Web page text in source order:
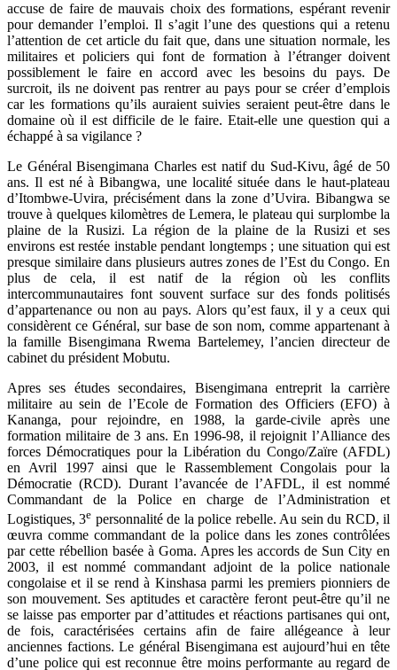
accuse de faire de mauvais choix des formations, espérant revenir
pour demander l’emploi. Il s’agit l’une des questions qui a retenu
l’attention de cet article du fait que, dans une situation normale, les
militaires et policiers qui font de formation à l’étranger doivent
possiblement le faire en accord avec les besoins du pays. De
surcroit, ils ne doivent pas rentrer au pays pour se créer d’emplois
car les formations qu’ils auraient suivies seraient peut-être dans le
domaine où il est difficile de le faire. Etait-elle une question qui a
échappé à sa vigilance ?
Le Général Bisengimana Charles est natif du Sud-Kivu, âgé de 50
ans. Il est né à Bibangwa, une localité située dans le haut-plateau
d’Itombwe-Uvira, précisément dans la zone d’Uvira. Bibangwa se
trouve à quelques kilomètres de Lemera, le plateau qui surplombe la
plaine de la Rusizi. La région de la plaine de la Rusizi et ses
environs est restée instable pendant longtemps ; une situation qui est
presque similaire dans plusieurs autres zones de l’Est du Congo. En
plus de cela, il est natif de la région où les conflits
intercommunautaires font souvent surface sur des fonds politisés
d’appartenance ou non au pays. Alors qu’est faux, il y a ceux qui
considèrent ce Général, sur base de son nom, comme appartenant à
la famille Bisengimana Rwema Bartelemey, l’ancien directeur de
cabinet du président Mobutu.
Apres ses études secondaires, Bisengimana entreprit la carrière
militaire au sein de l’Ecole de Formation des Officiers (EFO) à
Kananga, pour rejoindre, en 1988, la garde-civile après une
formation militaire de 3 ans. En 1996-98, il rejoignit l’Alliance des
forces Démocratiques pour la Libération du Congo/Zaïre (AFDL)
en Avril 1997 ainsi que le Rassemblement Congolais pour la
Démocratie (RCD). Durant l’avancée de l’AFDL, il est nommé
Commandant de la Police en charge de l’Administration et
Logistiques, 3e personnalité de la police rebelle. Au sein du RCD, il
œuvra comme commandant de la police dans les zones contrôlées
par cette rébellion basée à Goma. Apres les accords de Sun City en
2003, il est nommé commandant adjoint de la police nationale
congolaise et il se rend à Kinshasa parmi les premiers pionniers de
son mouvement. Ses aptitudes et caractère feront peut-être qu’il ne
se laisse pas emporter par d’attitudes et réactions partisanes qui ont,
de fois, caractérisées certains afin de faire allégeance à leur
anciennes factions. Le général Bisengimana est aujourd’hui en tête
d’une police qui est reconnue être moins performante au regard de